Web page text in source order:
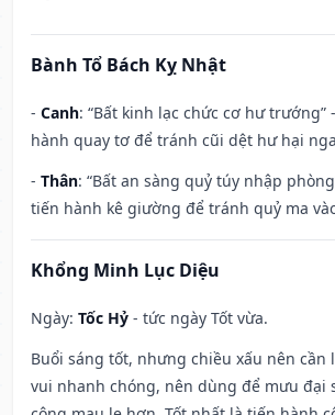
Bành Tổ Bách Kỵ Nhật
- Canh: “Bất kinh lạc chức cơ hư trướng”
hành quay tơ để tránh cũi dệt hư hại
- Thân: “Bất an sàng quỷ túy nhập
tiến hành kê giường để tránh quỷ ma
Khổng Minh Lục Diệu
Ngày: Tốc Hỷ - tức ngày Tốt vừa.
Buổi sáng tốt, nhưng chiều xấu nên cần
vui nhanh chóng, nên dùng để mưu đại